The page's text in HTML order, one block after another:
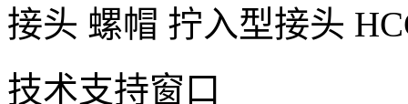
接头 螺帽 拧入型接头
技术支持窗口